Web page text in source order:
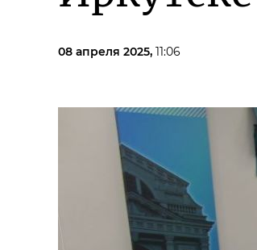
08 апреля 2025, 11:06